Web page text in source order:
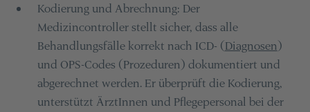
Kodierung und Abrechnung: Der
Medizincontroller stellt sicher, dass alle
Behandlungsfälle korrekt nach ICD- (Diagnosen )
und OPS-Codes (Prozeduren) dokumentiert und
abgerechnet werden. Er überprüft die Kodierung,
unterstützt ÄrztInnen und Pflegepersonal bei der